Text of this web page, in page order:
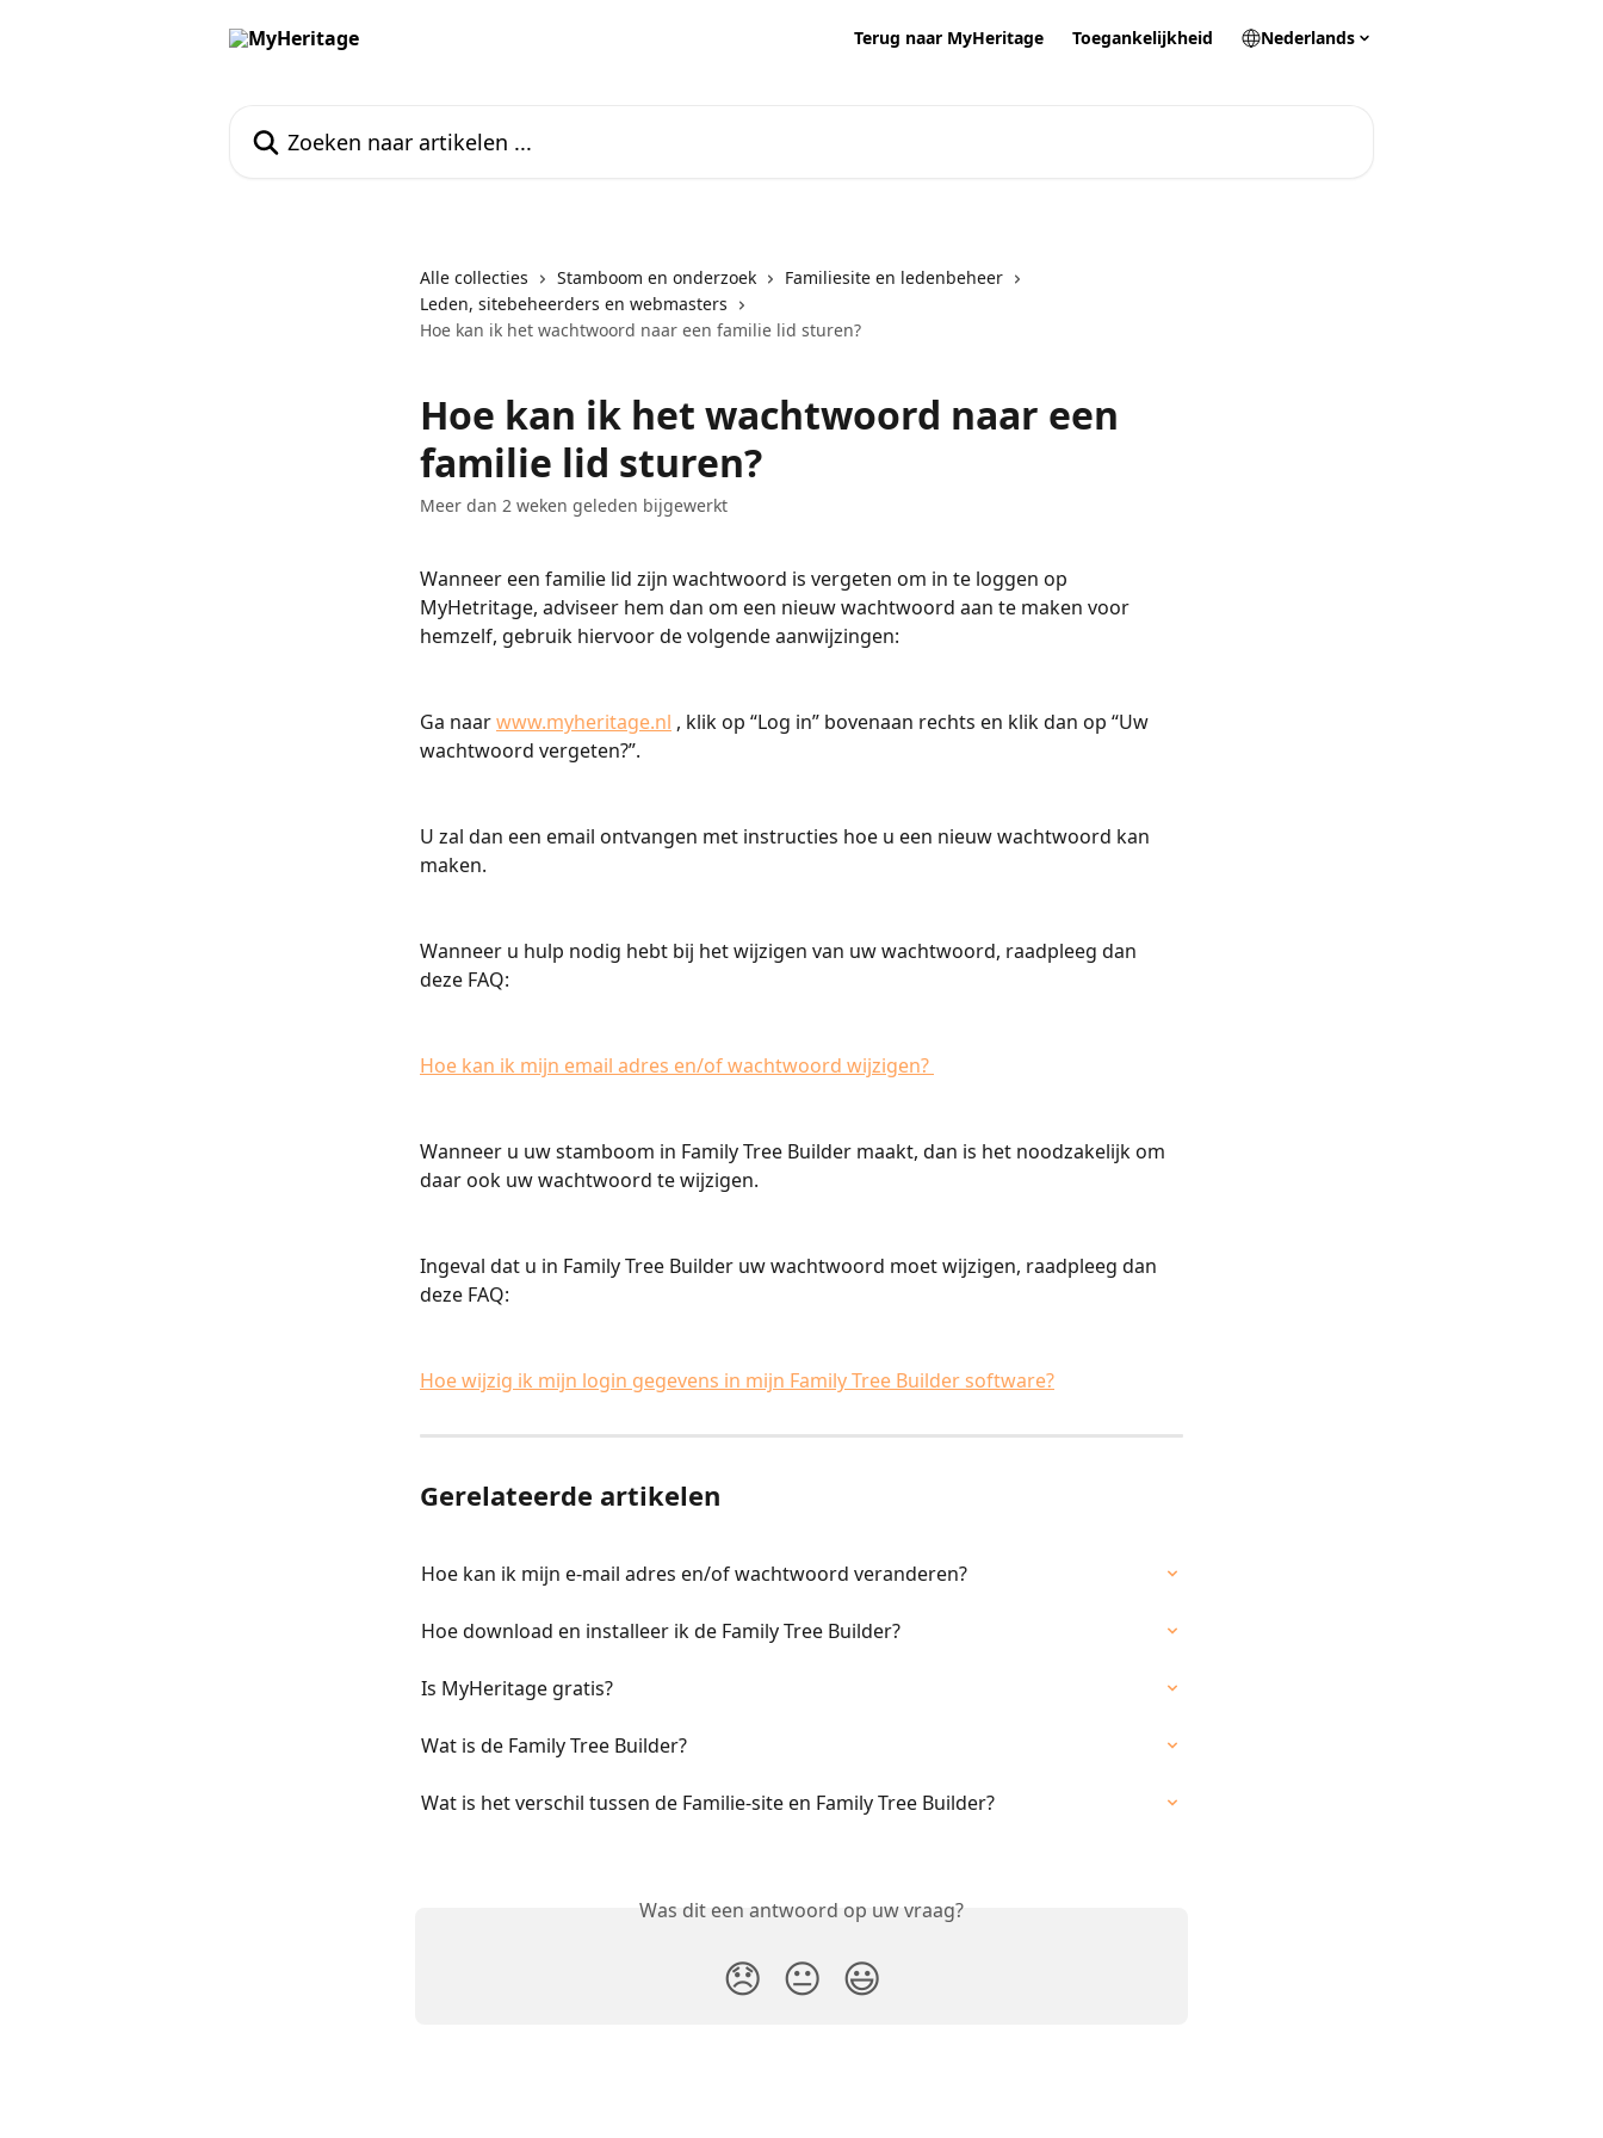
Terug naar MyHeritage Toegankelijkheid Nederlands
Alle collecties Stamboom en onderzoek
Familiesite en ledenbeheer
Leden, sitebeheerders en webmasters
Hoe kan ik het wachtwoord naar een familie lid sturen?
Hoe kan ik het wachtwoord naar een
familie lid sturen?
Meer dan 2 weken geleden bijgewerkt
Wanneer een familie lid zijn wachtwoord is vergeten om in te loggen op
MyHetritage, adviseer hem dan om een nieuw wachtwoord aan te maken voor
hemzelf, gebruik hiervoor de volgende aanwijzingen:
Ga naar www.myheritage.nl , klik op “Log in” bovenaan rechts en klik dan op “Uw
wachtwoord vergeten?”.
U zal dan een email ontvangen met instructies hoe u een nieuw wachtwoord kan
maken.
Wanneer u hulp nodig hebt bij het wijzigen van uw wachtwoord, raadpleeg dan
deze FAQ:
Hoe kan ik mijn email adres en/of wachtwoord wijzigen?
Wanneer u uw stamboom in Family Tree Builder maakt, dan is het noodzakelijk om
daar ook uw wachtwoord te wijzigen.
Ingeval dat u in Family Tree Builder uw wachtwoord moet wijzigen, raadpleeg dan
deze FAQ:
Hoe wijzig ik mijn login gegevens in mijn Family Tree Builder software?
Gerelateerde artikelen
Hoe kan ik mijn e-mail adres en/of wachtwoord veranderen?
Hoe download en installeer ik de Family Tree Builder?
Is MyHeritage gratis?
Wat is de Family Tree Builder?
Wat is het verschil tussen de Familie-site en Family Tree Builder?
Was dit een antwoord op uw vraag?
😞 😐 😃